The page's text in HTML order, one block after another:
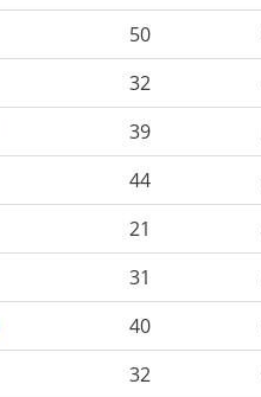
50
32
39
44
21
31
40
32